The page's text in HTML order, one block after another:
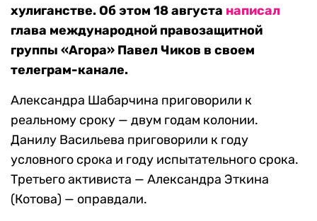
хулиганстве. Об этом 18 августа написал
глава международной правозащитной
группы «Агора» Павел Чиков в своем
телеграм-канале.
Александра Шабарчина приговорили к
реальному сроку — двум годам колонии.
Данилу Васильева приговорили к году
условного срока и году испытательного срока.
Третьего активиста — Александра Эткина
(Котова) — оправдали.